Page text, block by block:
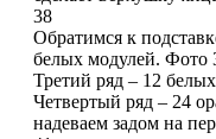
38
Обратимся к
белых модулей. Фото
Третий ряд – 12
Четвертый ряд – 24
надеваем задом на